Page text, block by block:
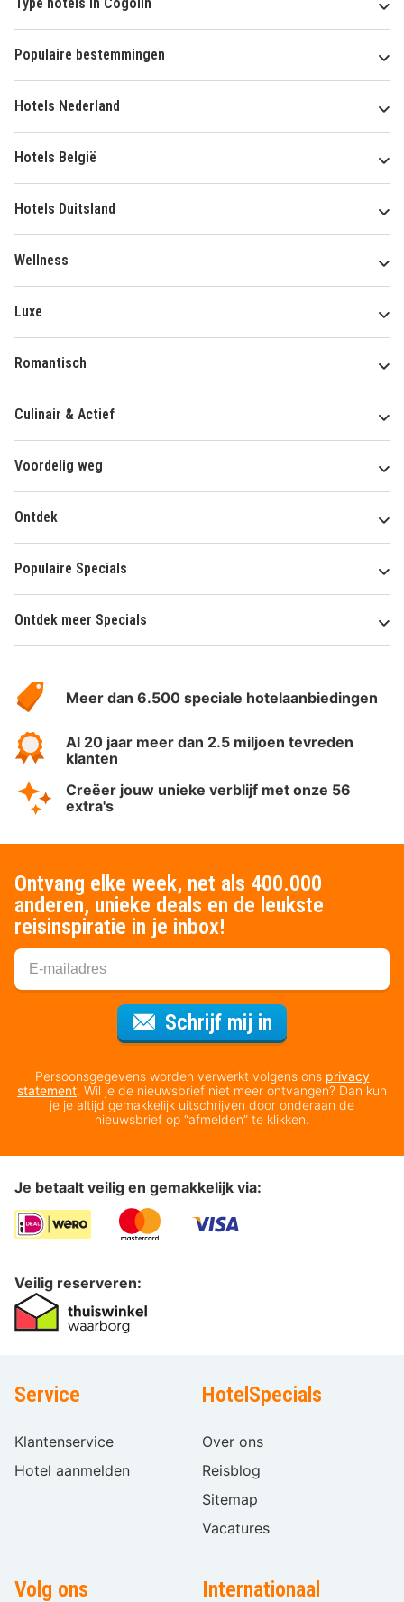
Populaire bestemmingen
Hotels Nederland
Hotels België
Hotels Duitsland
Wellness
Luxe
Romantisch
Culinair & Actief
Voordelig weg
Ontdek
Populaire Specials
Ontdek meer Specials
HotelSpecials
Meer dan 6.500 speciale hotelaanbiedingen
Al 20 jaar meer dan 2.5 miljoen tevreden
klanten
Creëer jouw unieke verblijf met onze 56
extra's
Ontvang elke week, net als 400.000
anderen, unieke deals en de leukste
reisinspiratie in je inbox!
Schrijf mij in
Persoonsgegevens worden verwerkt volgens ons privacy
statement. Wil je de nieuwsbrief niet meer ontvangen? Dan kun
je je altijd gemakkelijk uitschrijven door onderaan de
nieuwsbrief op “afmelden” te klikken.
Je betaalt veilig en gemakkelijk via:
Veilig reserveren:
Service
Klantenservice
Hotel aanmelden
HotelSpecials
Over ons
Reisblog
Sitemap
Vacatures
Volg ons Internationaal